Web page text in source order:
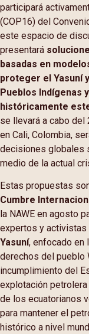
participará
(COP16) del
este espacio de
presentará
basadas en
proteger el Yasuní
Pueblos Indígenas
históricamente
se llevará a cabo
en Cali, Colombia,
decisiones globales
medio de la actual
Estas propuestas
Cumbre
la NAWE en agosto
expertos y activistas
Yasuní, enfocado en
derechos del pueblo
incumplimiento del
explotación
de los ecuatorianos
para mantener el
histórico a nivel